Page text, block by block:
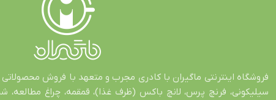
فروشگاه اینترنتی ماگیران با کادری مجرب و متعهد با فروش
سیلیکونی، فرنچ پرس، لانچ باکس (ظرف غذا)، قمقمه، چراغ